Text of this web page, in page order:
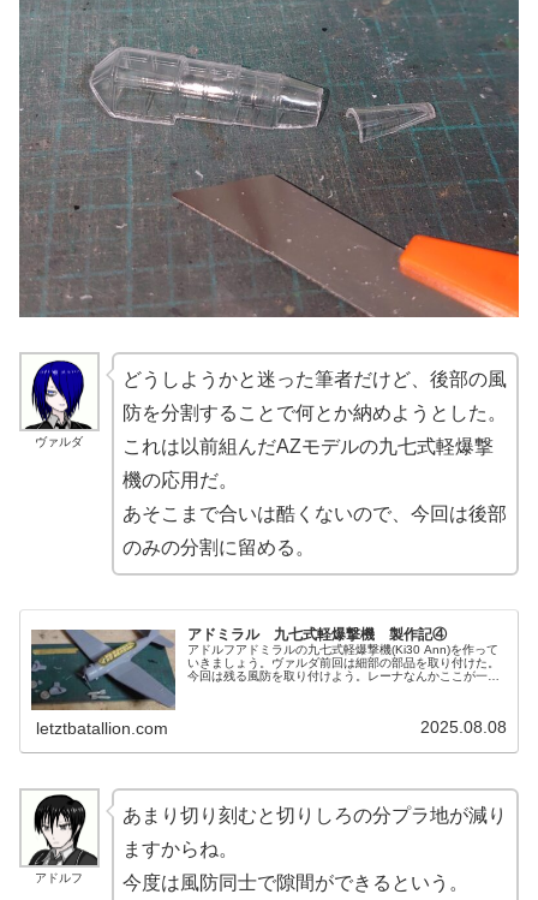
ヴァルダ
どうしようかと迷った筆者だけど、後部の風
防を分割することで何とか納めようとした。
これは以前組んだAZモデルの九七式軽爆撃
機の応用だ。
あそこまで合いは酷くないので、今回は後部
のみの分割に留める。
アドミラル 九七式軽爆撃機 製作記④
アドルフアドミラルの九七式軽爆撃機(Ki30 Ann)を作って
いきましょう。ヴァルダ前回は細部の部品を取り付けた。
今回は残る風防を取り付けよう。レーナなんかここが一番
letztbatallion.com 2025.08.08
アドルフ
あまり切り刻むと切りしろの分プラ地が減り
ますからね。
今度は風防同士で隙間ができるという。